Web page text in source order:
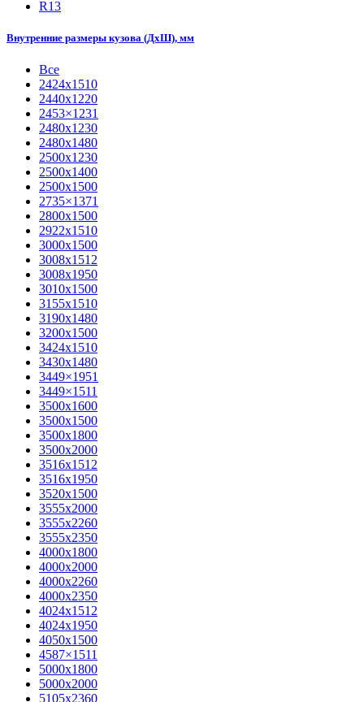
R13
Внутренние размеры кузова (ДхШ), мм
Все
2424х1510
2440х1220
2453×1231
2480х1230
2480х1480
2500х1230
2500х1400
2500х1500
2735×1371
2800х1500
2922х1510
3000х1500
3008х1512
3008х1950
3010х1500
3155х1510
3190х1480
3200х1500
3424х1510
3430х1480
3449×1951
3449×1511
3500x1600
3500х1500
3500х1800
3500х2000
3516х1512
3516х1950
3520х1500
3555х2000
3555х2260
3555х2350
4000х1800
4000х2000
4000х2260
4000х2350
4024х1512
4024х1950
4050х1500
4587×1511
5000х1800
5000х2000
5105х2360